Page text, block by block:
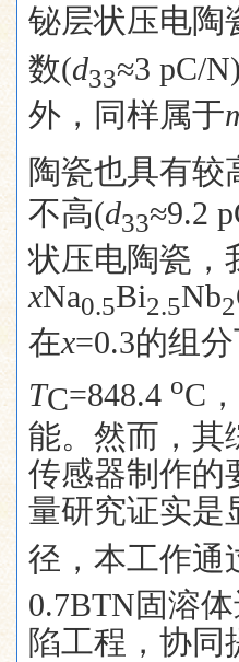
铋层状压电陶
数(d33≈3 pC/N)
外，同样属于
陶瓷也具有较
不高(d33≈9.2
状压电陶瓷，
xNa0.5Bi2.5Nb2
在x=0.3的组
TC=848.4 oC
能。然而，其
传感器制作的
量研究证实是
径，本工作通
0.7BTN固溶
陷工程，协同